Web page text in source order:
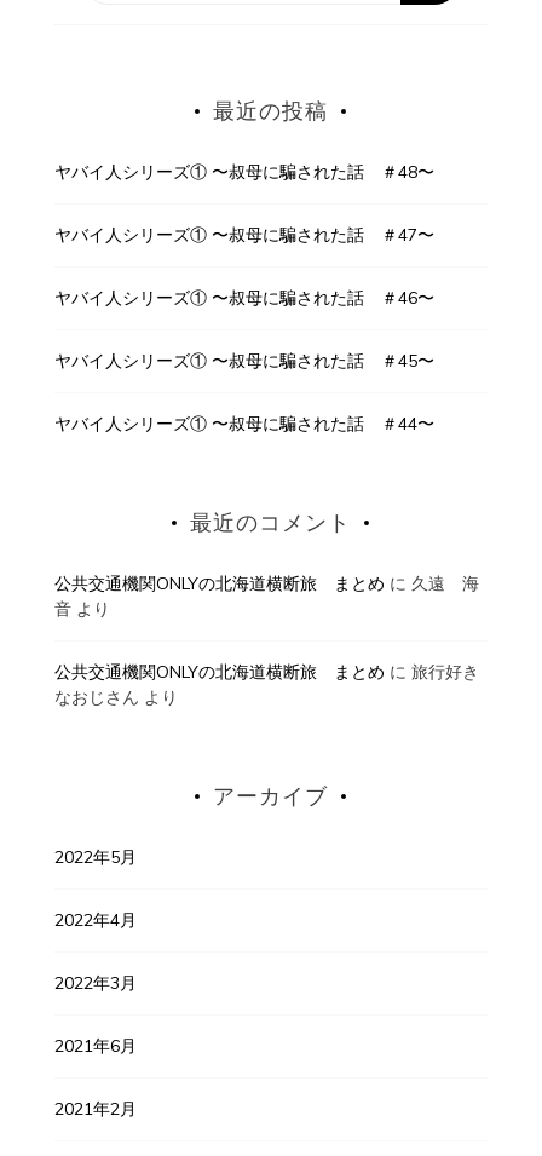
最近の投稿
ヤバイ人シリーズ① 〜叔母に騙された話 ＃48〜
ヤバイ人シリーズ① 〜叔母に騙された話 ＃47〜
ヤバイ人シリーズ① 〜叔母に騙された話 ＃46〜
ヤバイ人シリーズ① 〜叔母に騙された話 ＃45〜
ヤバイ人シリーズ① 〜叔母に騙された話 ＃44〜
最近のコメント
公共交通機関ONLYの北海道横断旅 まとめ に 久遠 海
音より
公共交通機関ONLYの北海道横断旅 まとめ に 旅行好き
なおじさん より
アーカイブ
2022年5月
2022年4月
2022年3月
2021年6月
2021年2月